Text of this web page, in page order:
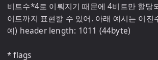
비트수*4로 이뤄지기 때문에 4비트만 할당
이트까지 표현할 수 있어. 아래 예시는 이진
예) header length: 1011 (44byte)
* flags